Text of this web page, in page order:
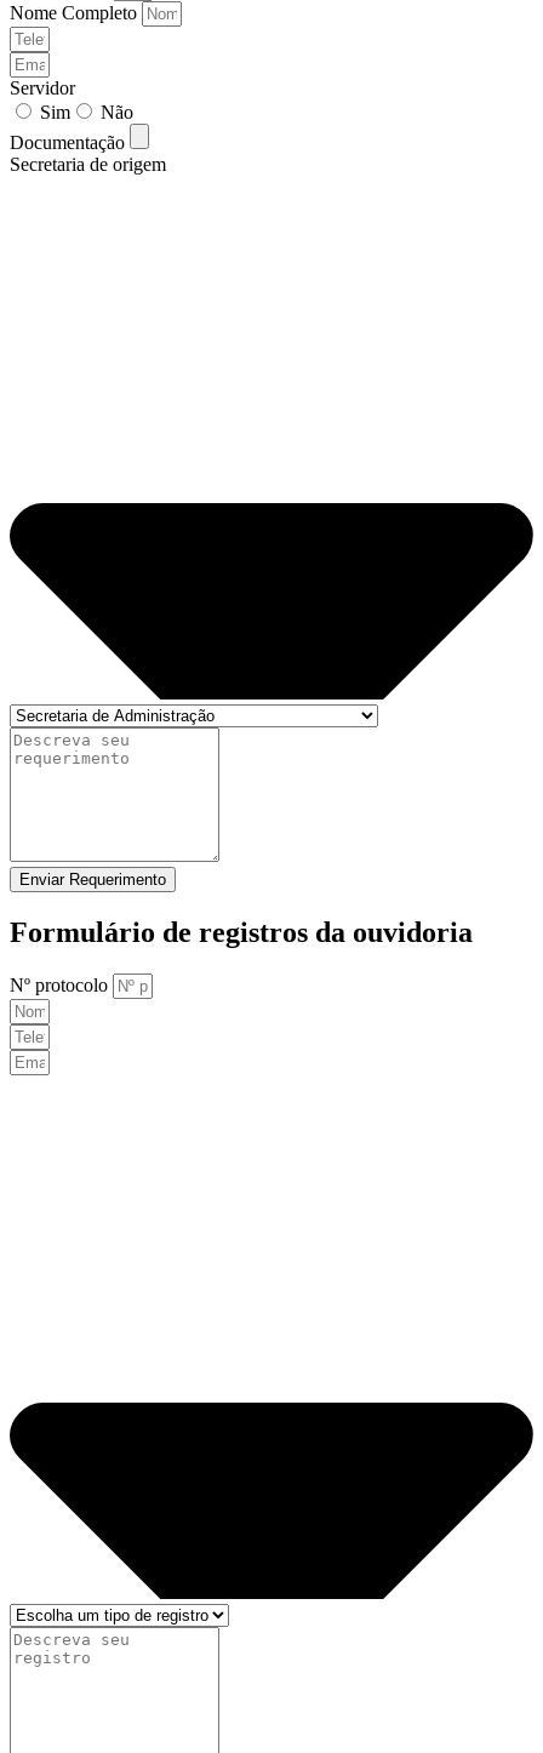
Nome Completo
Servidor
Sim
Não
Documentação
Secretaria de origem
Enviar Requerimento
Formulário de registros da ouvidoria
Nº protocolo